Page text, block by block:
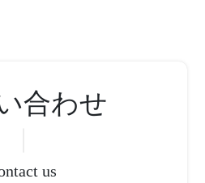
合わせ
us